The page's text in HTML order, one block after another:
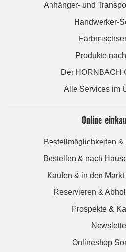
Anhänger- und
Handwerker-
Produkte
Der HORNBACH
Alle Services im
Online
Bestellmöglichkeiten &
Bestellen & nach
Kaufen & in den
Reservieren &
Prospekte &
Onlineshop